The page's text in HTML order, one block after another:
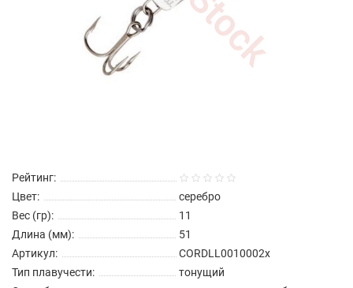
Рейтинг:
Цвет:
серебро
Вес (гр):
11
Длина (мм):
51
Артикул:
CORDLL0010002x
Тип плавучести:
тонущий